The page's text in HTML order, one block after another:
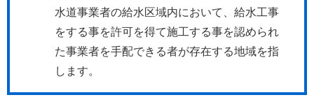
水道事業者の給水区域内において、給水工事
をする事を許可を得て施工する事を認められ
た事業者を手配できる者が存在する地域を指
します。